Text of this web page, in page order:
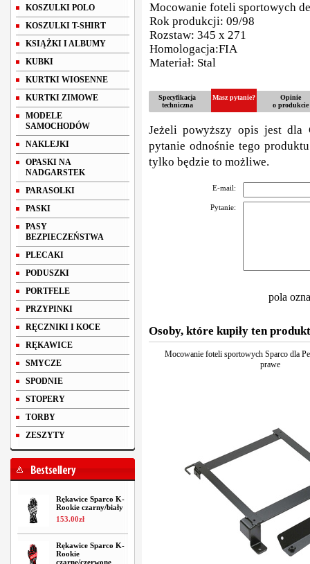
KOSZULKI POLO
KOSZULKI T-SHIRT
KSIĄŻKI I ALBUMY
KUBKI
KURTKI WIOSENNE
KURTKI ZIMOWE
MODELE
SAMOCHODÓW
NAKLEJKI
OPASKI NA
NADGARSTEK
PARASOLKI
PASKI
PASY
BEZPIECZEŃSTWA
PLECAKI
PODUSZKI
PORTFELE
PRZYPINKI
RĘCZNIKI I KOCE
RĘKAWICE
SMYCZE
SPODNIE
STOPERY
TORBY
ZESZYTY
Rękawice Sparco K-
Rookie czarny/biały
153.00zł
Rękawice Sparco K-
Rookie
czarne/czerwone
Mocowanie foteli sportowych
Rok produkcji: 09/98
Rozstaw: 345 x 271
Homologacja:FIA
Materiał: Stal
Specyfikacja
techniczna
Masz pytanie?
Opinie
o produkcie
Jeżeli powyższy opis jest dla
pytanie odnośnie tego
tylko będzie to możliwe.
E-mail:
Pytanie:
pola
Osoby, które kupiły ten
Mocowanie foteli sportowych Sparco dla
prawe